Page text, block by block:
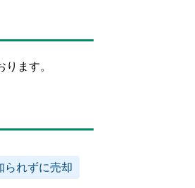
ます。
られずに売却